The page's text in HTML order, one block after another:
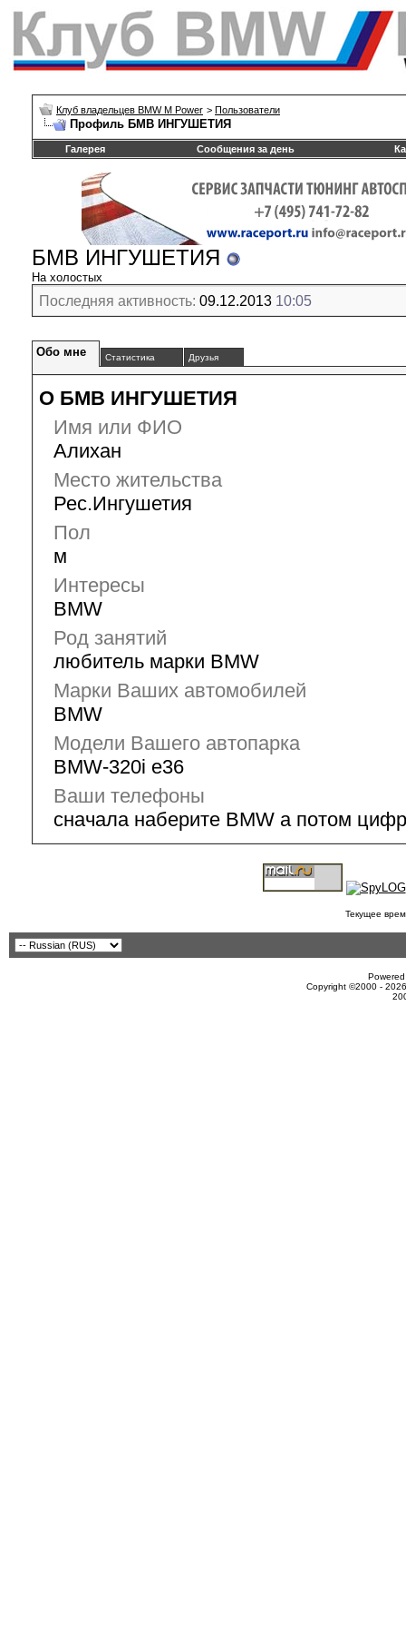
Клуб владельцев BMW M Power > Пользователи
Профиль БМВ ИНГУШЕТИЯ
Галерея Сообщения за день
БМВ ИНГУШЕТИЯ
На холостых
Последняя активность: 09.12.2013 10:05
Обо мне Статистика Друзья
О БМВ ИНГУШЕТИЯ
Имя или ФИО
Алихан
Место жительства
Рес.Ингушетия
Пол
м
Интересы
BMW
Род занятий
любитель марки BMW
Марки Ваших автомобилей
BMW
Модели Вашего автопарка
BMW-320i e36
Ваши телефоны
сначала наберите BMW а потом
Текущее
Copyright ©2000 -